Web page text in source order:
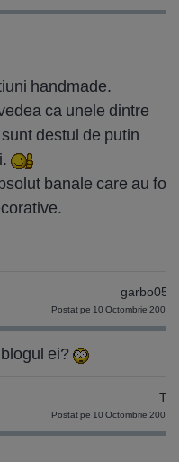
handmade.
ca unele dintre
destul de putin
banale care au fost
Postat pe 10 Octombrie 2009
ei?
Postat pe 10 Octombrie 2009